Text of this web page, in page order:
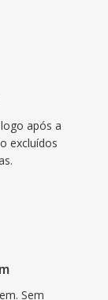
após a
excluídos
Sem